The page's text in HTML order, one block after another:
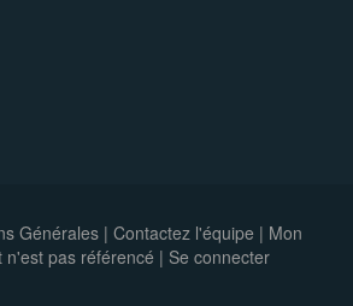
Générales| Contactez l'équipe | Mon
n'est pas référencé | Se connecter